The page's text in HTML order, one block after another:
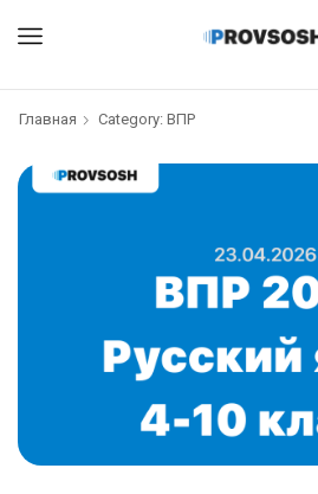
Главная Category: ВПР